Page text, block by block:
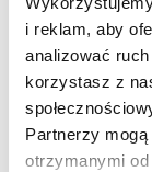
i reklam, aby
analizować
korzystasz z
Partnerzy
otrzymanymi
INFORMACJE
SKŁAD
PRÓBKI TKANIN